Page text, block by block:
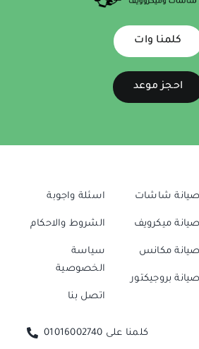
كلمنا وات
احجز موعد
صيانة شاشات
صيانة ميكرويف
صيانة مكانس
صيانة بروجيكتور
اسئلة واجوبة
الشروط والاحكام
سياسة
الخصوصية
اتصل بنا
كلمنا على 01016002740